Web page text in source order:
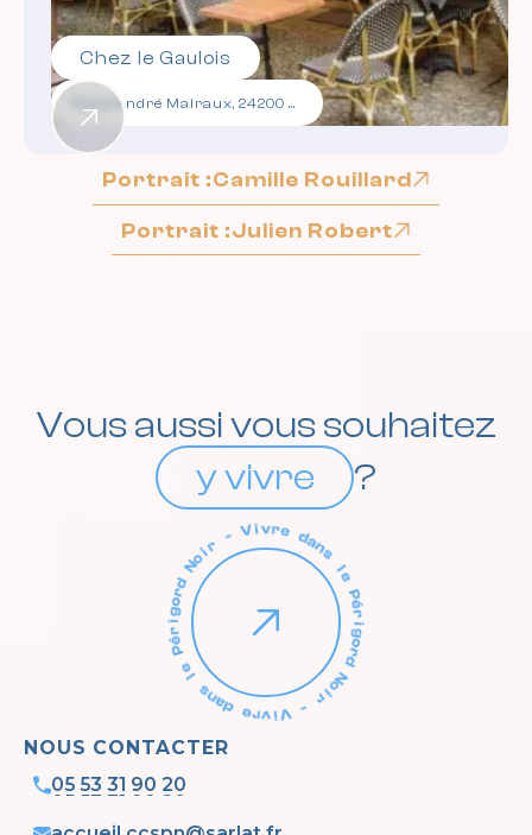
Chez le Gaulois
Place André Malraux, 24200 Sarlat-la-Canéda
Portrait :Camille Rouillard
Portrait :Julien Robert
Vous aussi vous souhaitez
y vivre
?
NOUS CONTACTER
05 53 31 90 20
05 53 31 90 20